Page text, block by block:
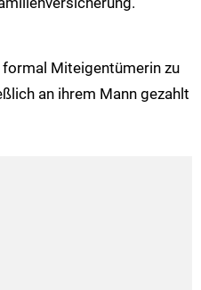
formal Miteigentümerin zu
an ihrem Mann gezahlt